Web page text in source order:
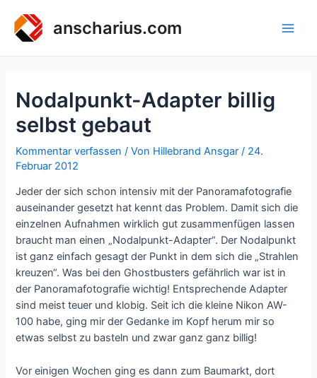
Inhalt
springen
anscharius.com
Nodalpunkt-Adapter billig
selbst gebaut
Kommentar verfassen / Von Hillebrand Ansgar / 24.
Februar 2012
Jeder der sich schon intensiv mit der Panoramafotografie
auseinander gesetzt hat kennt das Problem. Damit sich die
einzelnen Aufnahmen wirklich gut zusammenfügen lassen
braucht man einen „Nodalpunkt-Adapter“. Der Nodalpunkt
ist ganz einfach gesagt der Punkt in dem sich die „Strahlen
kreuzen“. Was bei den Ghostbusters gefährlich war ist in
der Panoramafotografie wichtig! Entsprechende Adapter
sind meist teuer und klobig. Seit ich die kleine Nikon AW-
100 habe, ging mir der Gedanke im Kopf herum mir so
etwas selbst zu basteln und zwar ganz ganz billig!
Vor einigen Wochen ging es dann zum Baumarkt, dort